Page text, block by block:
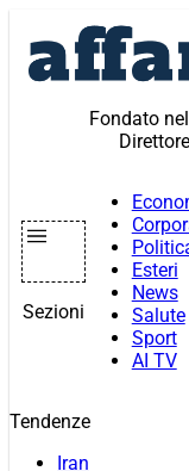
contenuto
Fondato
Sezioni
Esteri
News
Salute
Sport
AI TV
Tendenze
Iran